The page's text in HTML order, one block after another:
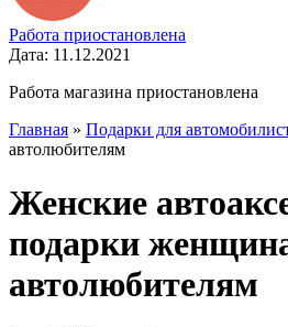
Работа приостановлена
Дата: 11.12.2021
Работа магазина приостановлена
Главная » Подарки для
автолюбителям
Женские
подарки
автолюбителям